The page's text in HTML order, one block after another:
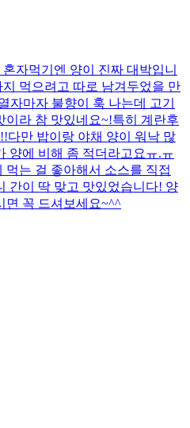
자먹기엔 양이 진짜 대박입니
먹으려고 따로 남겨두었을 만
자마자 불향이 훅 나는데 고기
이라 참 맛있네요~!특히 계란후
다만 밥이랑 야채 양이 워낙 많
양에 비해 좀 적더라고요ㅠ.ㅠ
는 걸 좋아해서 소스를 직접
간이 딱 맞고 맛있었습니다! 양
면 꼭 드셔보세요~^^